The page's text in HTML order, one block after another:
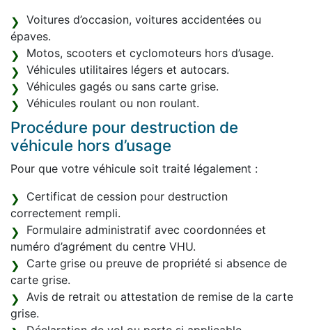
Voitures d’occasion, voitures accidentées ou
épaves.
Motos, scooters et cyclomoteurs hors d’usage.
Véhicules utilitaires légers et autocars.
Véhicules gagés ou sans carte grise.
Véhicules roulant ou non roulant.
Procédure pour destruction de
véhicule hors d’usage
Pour que votre véhicule soit traité légalement :
Certificat de cession pour destruction
correctement rempli.
Formulaire administratif avec coordonnées et
numéro d’agrément du centre VHU.
Carte grise ou preuve de propriété si absence de
carte grise.
Avis de retrait ou attestation de remise de la carte
grise.